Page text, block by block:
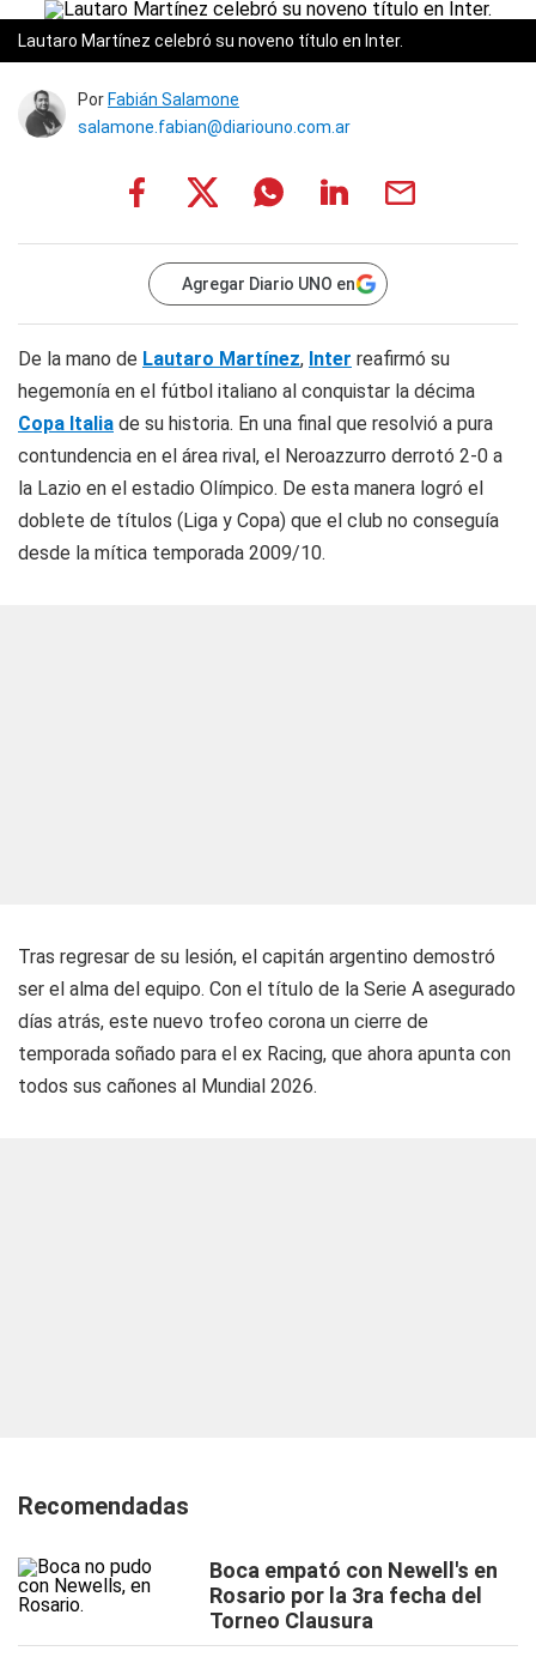
Lautaro Martínez celebró su noveno título en Inter.
Por Fabián Salamone
salamone.fabian@diariouno.com.ar
Agregar Diario UNO en
De la mano de Lautaro Martínez, Inter reafirmó su
hegemonía en el fútbol italiano al conquistar la décima
Copa Italia de su historia. En una final que resolvió a pura
contundencia en el área rival, el Neroazzurro derrotó 2-0 a
la Lazio en el estadio Olímpico. De esta manera logró el
doblete de títulos (Liga y Copa) que el club no conseguía
desde la mítica temporada 2009/10.
Tras regresar de su lesión, el capitán argentino demostró
ser el alma del equipo. Con el título de la Serie A asegurado
días atrás, este nuevo trofeo corona un cierre de
temporada soñado para el ex Racing, que ahora apunta con
todos sus cañones al Mundial 2026.
Recomendadas
Boca empató con Newell's en
Rosario por la 3ra fecha del
Torneo Clausura